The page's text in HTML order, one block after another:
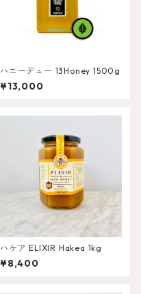
ハニーデュー 13Honey 1500g
¥13,000
ハケア ELIXIR Hakea 1kg
¥8,400